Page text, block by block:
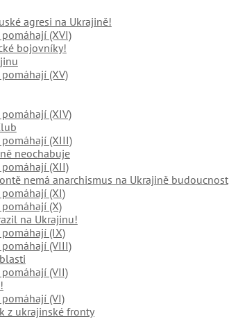
agresi na Ukrajině!
(XVI)
bojovníky!
(XV)
(XIV)
(XIII)
neochabuje
(XII)
nemá anarchismus na Ukrajině budoucnost
(XI)
(X)
na Ukrajinu!
(IX)
(VIII)
(VII)
(VI)
z ukrajinské fronty